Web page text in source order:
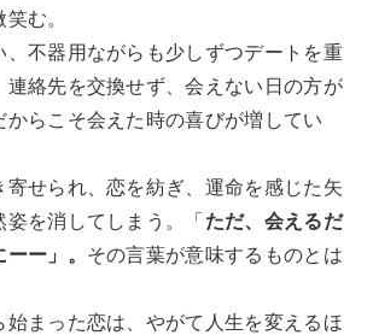
む。
、不器用ながらも少しずつデートを重
連絡先を交換せず、会えない日の方が
からこそ会えた時の喜びが増してい
寄せられ、恋を紡ぎ、運命を感じた矢
を消してしまう。「 ただ、会えるだ
ー」。 その言葉が意味するものとは
始まった恋は、やがて人生を変えるほ